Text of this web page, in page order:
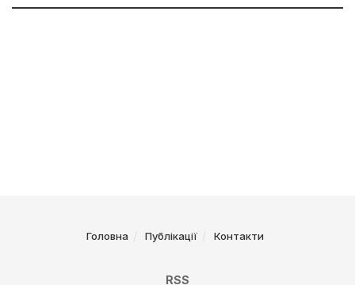
Головна Публікації Контакти
RSS